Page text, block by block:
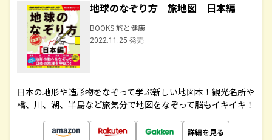
地球のなぞり方 旅地図 日本編
BOOKS 旅と健康
2022.11.25 発売
日本の地形や造形物をなぞって学ぶ新しい地図本！観光名所や
橋、川、湖、半島など旅気分で地図をなぞって脳もイキイキ！
詳細を見る